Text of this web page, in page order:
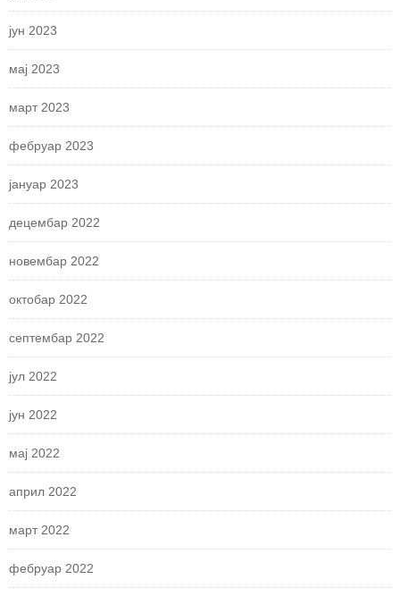
јун 2023
мај 2023
март 2023
фебруар 2023
јануар 2023
децембар 2022
новембар 2022
октобар 2022
септембар 2022
јул 2022
јун 2022
мај 2022
април 2022
март 2022
фебруар 2022